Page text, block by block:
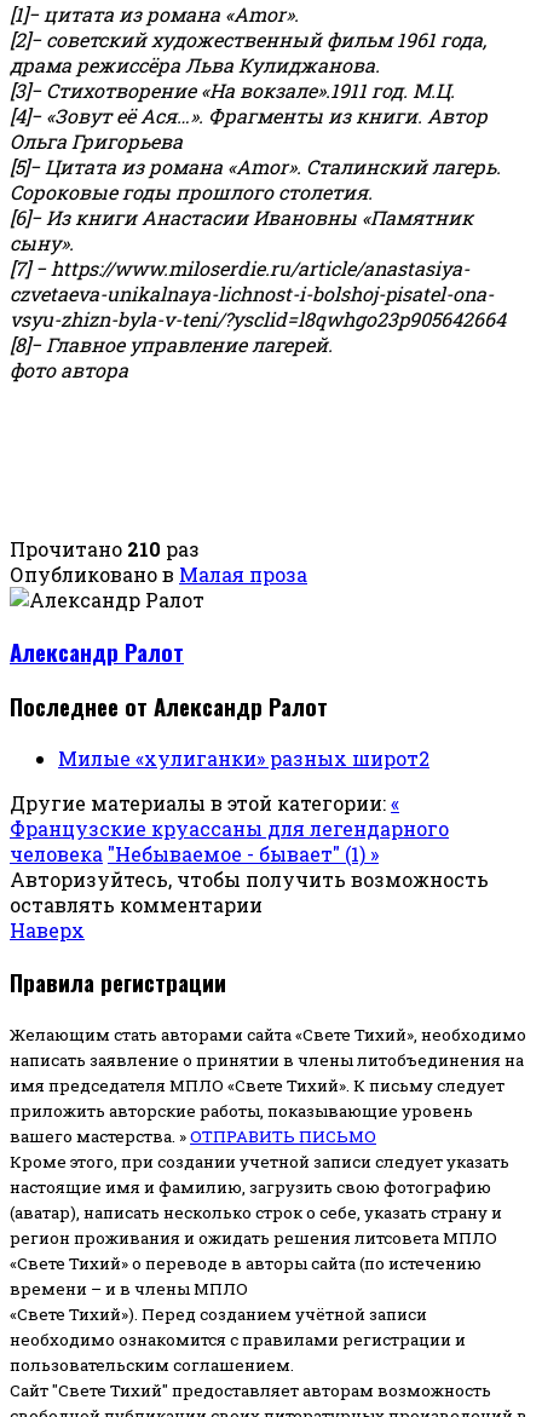
[1]− цитата из романа «Amor».
[2]− советский художественный фильм 1961 года,
драма режиссёра Льва Кулиджанова.
[3]− Стихотворение «На вокзале».1911 год. М.Ц.
[4]− «Зовут её Ася…». Фрагменты из книги. Автор
Ольга Григорьева
[5]− Цитата из романа «Аmor». Сталинский лагерь.
Сороковые годы прошлого столетия.
[6]− Из книги Анастасии Ивановны «Памятник
сыну».
[7] − https://www.miloserdie.ru/article/anastasiya-
czvetaeva-unikalnaya-lichnost-i-bolshoj-pisatel-ona-
vsyu-zhizn-byla-v-teni/?ysclid=l8qwhgo23p905642664
[8]− Главное управление лагерей.
фото автора
Прочитано 210 раз
Опубликовано в Малая проза
Александр Ралот
Последнее от Александр Ралот
Милые «хулиганки» разных широт2
Другие материалы в этой категории:«
Французские круассаны для легендарного
человека "Небываемое - бывает" (1) »
Авторизуйтесь, чтобы получить возможность
оставлять комментарии
Наверх
Правила регистрации
Желающим стать авторами сайта «Свете Тихий», необходимо
написать заявление о принятии в члены литобъединения на
имя председателя МПЛО «Свете Тихий». К письму следует
приложить авторские работы, показывающие уровень
вашего мастерства. »ОТПРАВИТЬ ПИСЬМО
Кроме этого, при создании учетной записи следует указать
настоящие имя и фамилию, загрузить свою фотографию
(аватар), написать несколько строк о себе, указать страну и
регион проживания и ожидать решения литсовета МПЛО
«Свете Тихий» о переводе в авторы сайта (по истечению
времени – и в члены МПЛО
«Свете Тихий»). Перед созданием учётной записи
необходимо ознакомится с правилами регистрации и
пользовательским соглашением.
Сайт "Свете Тихий" предоставляет авторам возможность